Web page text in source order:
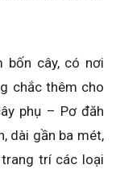
bốn cây, có nơi
chắc thêm cho
phụ – Pơ đăh
dài gần ba mét,
trí các loại